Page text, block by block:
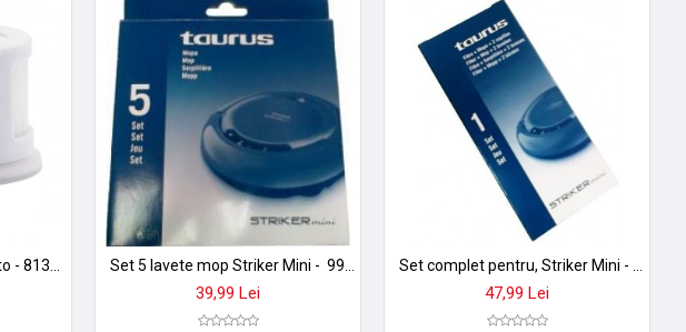
Filtru HEPA Aspirovac Letto - 81306057 Set 5 lavete mop Striker Mini - 999164000
39,99 Lei
Set complet pentru, Striker Mini - 999163000
47,99 Lei